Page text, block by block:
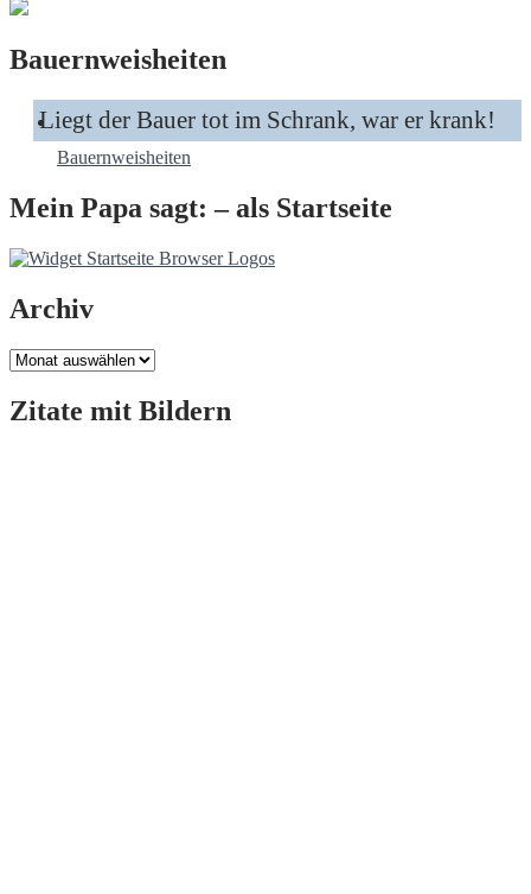
Bauernweisheiten
Liegt der Bauer tot im Schrank, war er krank!
Bauernweisheiten
Mein Papa sagt: – als Startseite
Archiv
Archiv
Zitate mit Bildern